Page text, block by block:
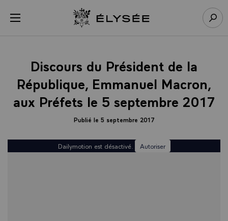
menu Retour à l’accueil Élysée
Discours du Président de la
République, Emmanuel Macron,
aux Préfets le 5 septembre 2017
Publié le 5 septembre 2017
Dailymotion est désactivé. Autoriser
Panneau de gestion des cookies